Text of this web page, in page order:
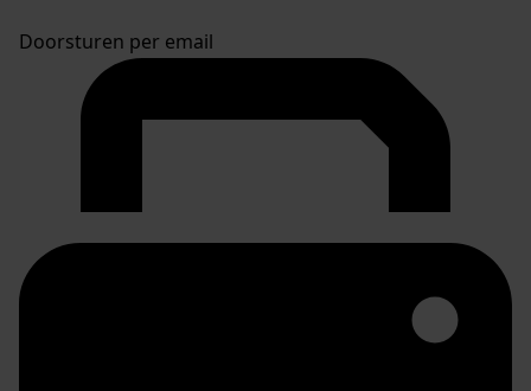
Doorsturen per email